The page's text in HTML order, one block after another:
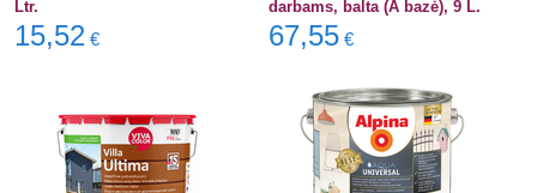
Ltr.
15,52 €
darbams, balta (A bazė), 9 L.
67,55 €